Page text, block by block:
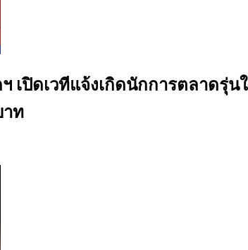
ปิดเวทีแจ้งเกิดนักการตลาดรุ่น
าท